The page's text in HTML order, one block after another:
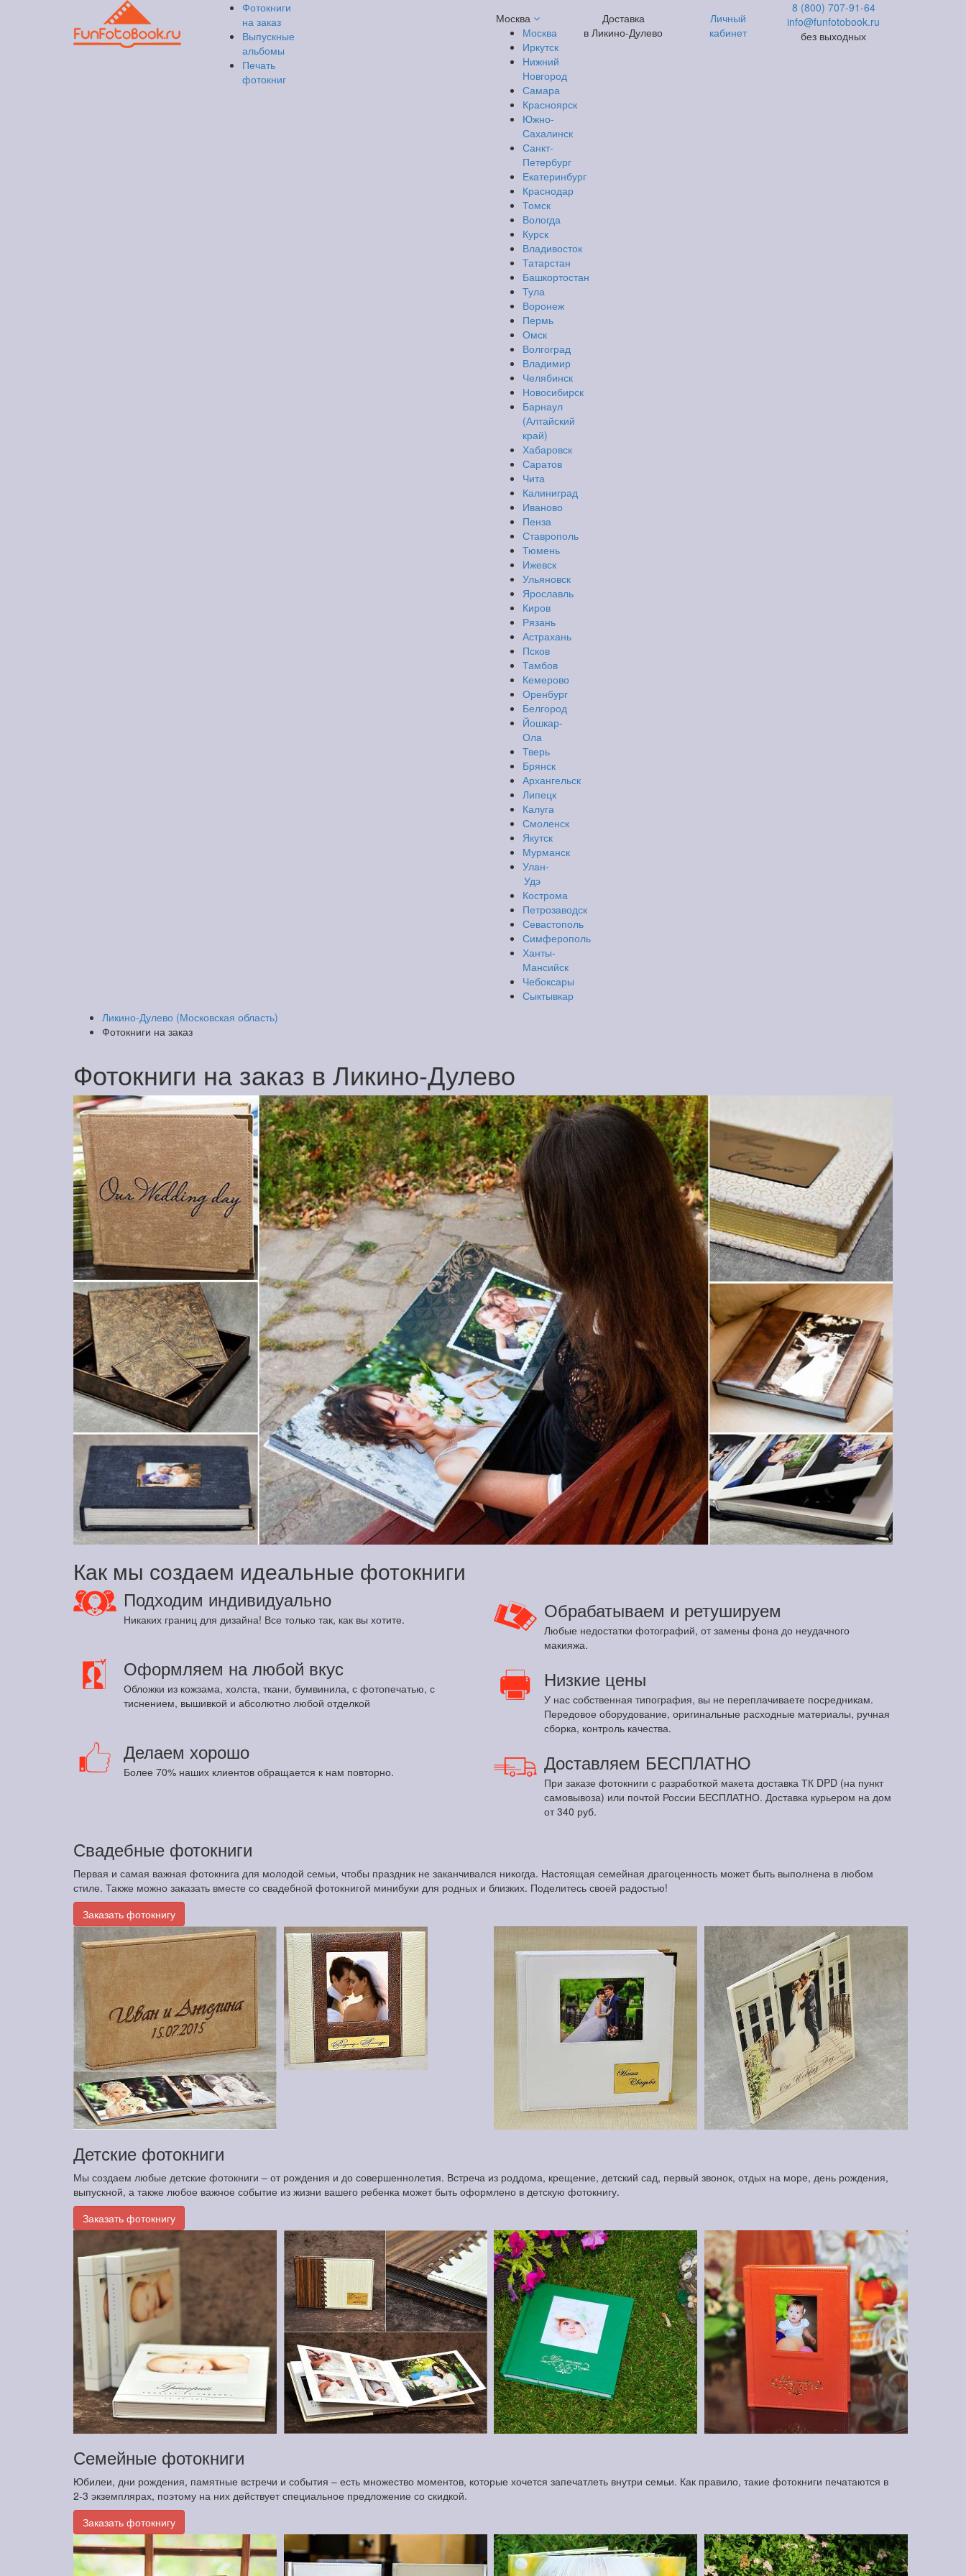
Фотокниги
на заказ
Выпускные
альбомы
Печать
фотокниг
Москва
Москва
Иркутск
Нижний
Новгород
Самара
Красноярск
Южно-
Сахалинск
Санкт-
Петербург
Екатеринбург
Краснодар
Томск
Вологда
Курск
Владивосток
Татарстан
Башкортостан
Тула
Воронеж
Пермь
Омск
Волгоград
Владимир
Челябинск
Новосибирск
Барнаул
(Алтайский
край)
Хабаровск
Саратов
Чита
Калиниград
Иваново
Пенза
Ставрополь
Тюмень
Ижевск
Ульяновск
Ярославль
Киров
Рязань
Астрахань
Псков
Тамбов
Кемерово
Оренбург
Белгород
Йошкар-
Ола
Тверь
Брянск
Архангельск
Липецк
Калуга
Смоленск
Якутск
Мурманск
Улан-
Удэ
Кострома
Петрозаводск
Севастополь
Симферополь
Ханты-
Мансийск
Чебоксары
Сыктывкар
Доставка
в Ликино-Дулево
Личный
кабинет
8 (800) 707-91-64
info@funfotobook.ru
без выходных
Ликино-Дулево (Московская область)
Фотокниги на заказ
Фотокниги на заказ в Ликино-Дулево
Как мы создаем идеальные фотокниги
Подходим индивидуально
Никаких границ для дизайна! Все только так, как вы хотите. Обрабатываем и ретушируем
Любые недостатки фотографий, от замены фона до неудачного
макияжа.
Оформляем на любой вкус
Обложки из кожзама, холста, ткани, бумвинила, с фотопечатью, с
тиснением, вышивкой и абсолютно любой отделкой
Низкие цены
У нас собственная типография, вы не переплачиваете посредникам.
Передовое оборудование, оригинальные расходные материалы, ручная
сборка, контроль качества.
Делаем хорошо
Более 70% наших клиентов обращается к нам повторно. Доставляем БЕСПЛАТНО
При заказе фотокниги с разработкой макета доставка ТК DPD (на пункт
самовывоза) или почтой России БЕСПЛАТНО. Доставка курьером на дом
от 340 руб.
Свадебные фотокниги
Первая и самая важная фотокнига для молодой семьи, чтобы праздник не заканчивался никогда. Настоящая семейная драгоценность может быть выполнена в любом
стиле. Также можно заказать вместе со свадебной фотокнигой минибуки для родных и близких. Поделитесь своей радостью!
Заказать фотокнигу
Детские фотокниги
Мы создаем любые детские фотокниги – от рождения и до совершеннолетия. Встреча из роддома, крещение, детский сад, первый звонок, отдых на море, день рождения,
выпускной, а также любое важное событие из жизни вашего ребенка может быть оформлено в детскую фотокнигу.
Заказать фотокнигу
Семейные фотокниги
Юбилеи, дни рождения, памятные встречи и события – есть множество моментов, которые хочется запечатлеть внутри семьи. Как правило, такие фотокниги печатаются в
2-3 экземплярах, поэтому на них действует специальное предложение со скидкой.
Заказать фотокнигу